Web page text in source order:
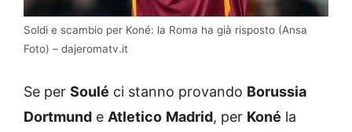
Soldi e scambio per Koné: la Roma ha già risposto (Ansa
Foto) – dajeromatv.it
Se per Soulé ci stanno provando Borussia
Dortmund e Atletico Madrid, per Koné la